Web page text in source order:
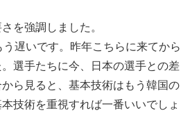
を強調しました。
遅いです。昨年こちらに来てから
選手たちに今、日本の選手との差
ら見ると、基本技術はもう韓国の
技術を重視すれば一番いいでしょ